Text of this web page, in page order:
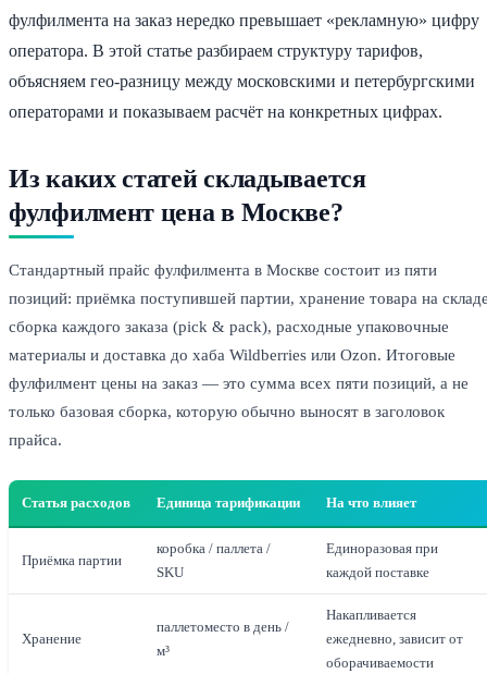
фулфилмента на заказ нередко превышает «рекламную» цифру
оператора. В этой статье разбираем структуру тарифов,
объясняем гео-разницу между московскими и петербургскими
операторами и показываем расчёт на конкретных цифрах.
Из каких статей складывается
фулфилмент цена в Москве?
Стандартный прайс фулфилмента в Москве состоит из пяти
позиций: приёмка поступившей партии, хранение товара на
сборка каждого заказа (pick & pack), расходные упаковочные
материалы и доставка до хаба Wildberries или Ozon. Итоговые
фулфилмент цены на заказ — это сумма всех пяти позиций, а не
только базовая сборка, которую обычно выносят в заголовок
прайса.
Статья расходов Единица тарификации На что влияет
Приёмка партии
коробка / паллета /
SKU
Единоразовая при
каждой поставке
Хранение
паллетоместо в день /
м³
Накапливается
ежедневно, зависит от
оборачиваемости